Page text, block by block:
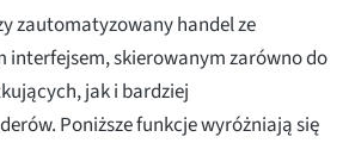
zautomatyzowany handel ze
interfejsem, skierowanym zarówno do
jak i bardziej
Poniższe funkcje wyróżniają się